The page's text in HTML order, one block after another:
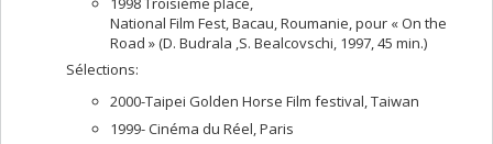
National Film Fest, Bacau, Roumanie, pour « On the
Road » (D. Budrala ,S. Bealcovschi, 1997, 45 min.)
Sélections:
2000-Taipei Golden Horse Film festival, Taiwan
1999- Cinéma du Réel, Paris